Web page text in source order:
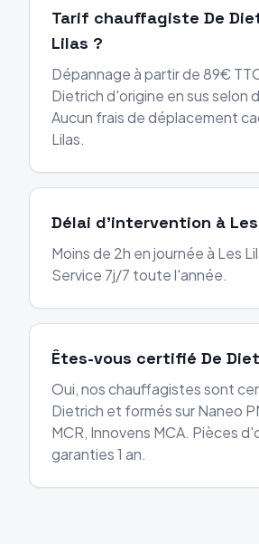
Tarif chauffagiste De
Lilas ?
Dépannage à partir de 89€
Dietrich d'origine en sus selon
Aucun frais de déplacement
Lilas.
Délai d'intervention à
Moins de 2h en journée à Les
Service 7j/7 toute l'année.
Êtes-vous certifié De
Oui, nos chauffagistes sont
Dietrich et formés sur Naneo
MCR, Innovens MCA. Pièces
garanties 1 an.